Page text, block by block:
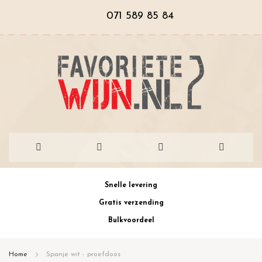
071 589 85 84
Snelle levering
Gratis verzending
Bulkvoordeel
Home Spanje wit - proefdoos